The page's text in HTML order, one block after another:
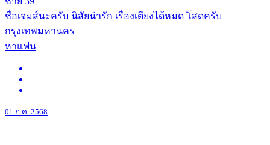
ชื่อเจมส์นะครับ นิสัยน่ารัก เรื่องเตียงได้หมด โสดครับ
กรุงเทพมหานคร
หาแฟน
01 ก.ค. 2568